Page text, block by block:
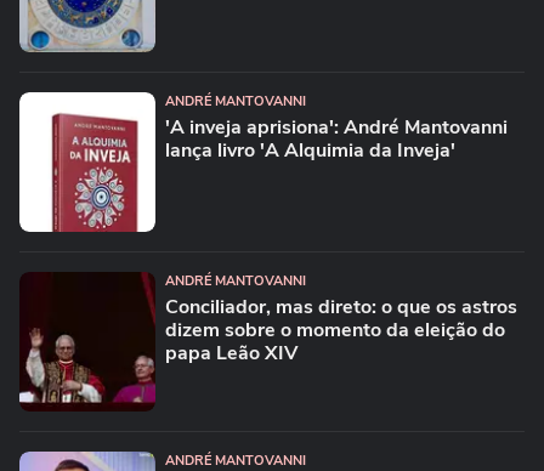
ANDRÉ MANTOVANNI
'A inveja aprisiona': André Mantovanni
lança livro 'A Alquimia da Inveja'
ANDRÉ MANTOVANNI
Conciliador, mas direto: o que os astros
dizem sobre o momento da eleição do
papa Leão XIV
ANDRÉ MANTOVANNI